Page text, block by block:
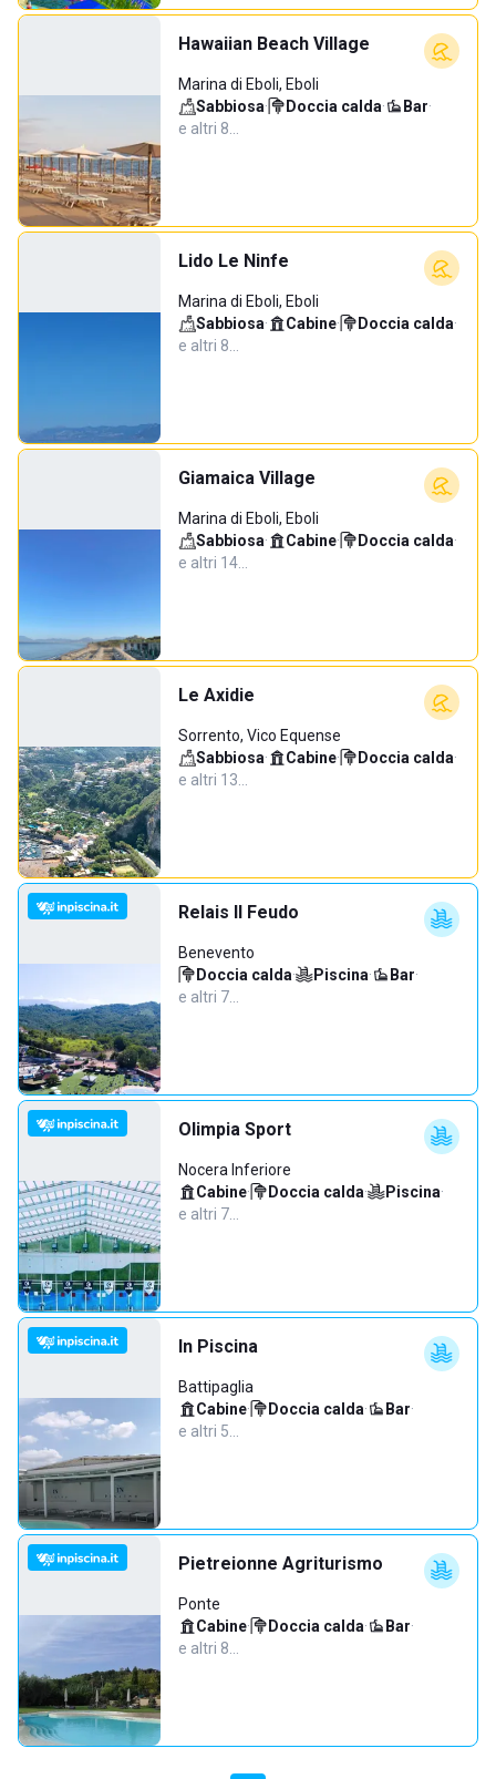
Hawaiian Beach Village
Marina di Eboli, Eboli
Sabbiosa· Doccia calda· Bar·
e altri 8…
Lido Le Ninfe
Marina di Eboli, Eboli
Sabbiosa· Cabine· Doccia calda·
e altri 8…
Giamaica Village
Marina di Eboli, Eboli
Sabbiosa· Cabine· Doccia calda·
e altri 14…
Le Axidie
Sorrento, Vico Equense
Sabbiosa· Cabine· Doccia calda·
e altri 13…
Relais Il Feudo
Benevento
Doccia calda· Piscina· Bar·
e altri 7…
Olimpia Sport
Nocera Inferiore
Cabine· Doccia calda· Piscina·
e altri 7…
In Piscina
Battipaglia
Cabine· Doccia calda· Bar·
e altri 5…
Pietreionne Agriturismo
Ponte
Cabine· Doccia calda· Bar·
e altri 8…